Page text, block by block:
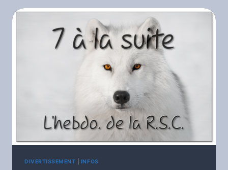
VIEUX
DIVERTISSEMENT INFOS